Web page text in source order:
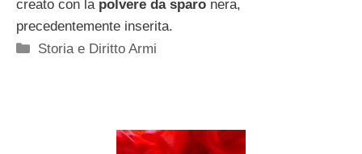
creato con la polvere da sparo nera,
precedentemente inserita.
Categorie
Storia e Diritto Armi